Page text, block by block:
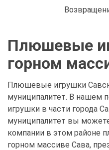
Плюшевые
горном
Плюшевые игрушки
муниципалитет. В нашем
игрушки в части города
муниципалитет вы
компании в этом районе
горном массиве Сава,